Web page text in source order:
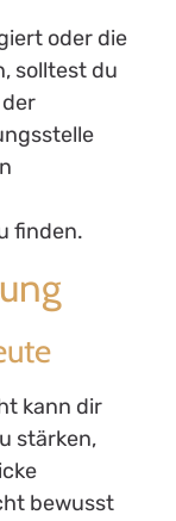
oder die
solltest du
finden.
kann dir
stärken,
bewusst